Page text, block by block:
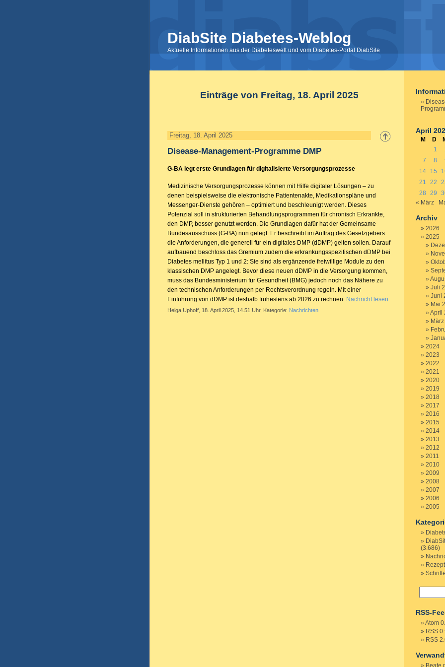
DiabSite Diabetes-Weblog
Aktuelle Informationen aus der Diabeteswelt und vom Diabetes-Portal DiabSite
Einträge von Freitag, 18. April 2025
Freitag, 18. April 2025
Disease-Management-Programme DMP
G-BA legt erste Grundlagen für digitalisierte Versorgungsprozesse
Medizinische Versorgungsprozesse können mit Hilfe digitaler Lösungen – zu
denen beispielsweise die elektronische Patientenakte, Medikationspläne und
Messenger-Dienste gehören – optimiert und beschleunigt werden. Dieses
Potenzial soll in strukturierten Behandlungsprogrammen für chronisch Erkrankte,
den DMP, besser genutzt werden. Die Grundlagen dafür hat der Gemeinsame
Bundesausschuss (G-BA) nun gelegt. Er beschreibt im Auftrag des Gesetzgebers
die Anforderungen, die generell für ein digitales DMP (dDMP) gelten sollen. Darauf
aufbauend beschloss das Gremium zudem die erkrankungsspezifischen dDMP bei
Diabetes mellitus Typ 1 und 2: Sie sind als ergänzende freiwillige Module zu den
klassischen DMP angelegt. Bevor diese neuen dDMP in die Versorgung kommen,
muss das Bundesministerium für Gesundheit (BMG) jedoch noch das Nähere zu
den technischen Anforderungen per Rechtsverordnung regeln. Mit einer
Einführung von dDMP ist deshalb frühestens ab 2026 zu rechnen. Nachricht lesen
Helga Uphoff, 18. April 2025, 14.51 Uhr, Kategorie: Nachrichten
April
M D
1
7
8
14
15
21
22
28
29
« März
Archiv
2026
2025
Juli
Juni
Mai
April
2024
2023
2022
2021
2020
2019
2018
2017
2016
2015
2014
2013
2012
2011
2010
2009
2008
2007
2006
2005
(3.686)
RSS-
Atom
RSS
RSS
Beate